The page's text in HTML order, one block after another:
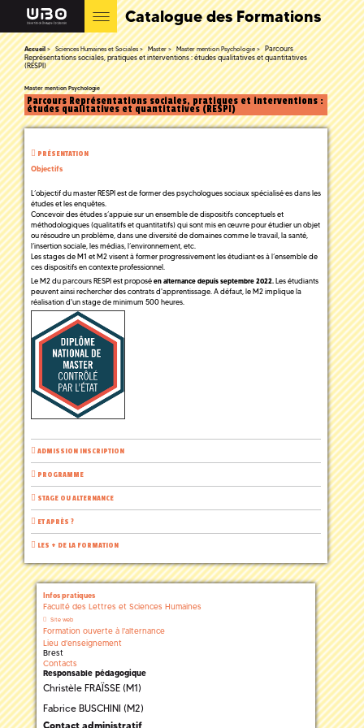
Catalogue des Formations
Accueil Sciences Humaines et Sociales Master Master mention Psychologie
Parcours
Représentations sociales, pratiques et interventions : études qualitatives et quantitatives
(RESPI)
Master mention Psychologie
Parcours Représentations sociales, pratiques et interventions :
études qualitatives et quantitatives (RESPI)
PRÉSENTATION
Objectifs
L’objectif du master RESPI est de former des psychologues sociaux spécialisé·es dans les
études et les enquêtes.
Concevoir des études s’appuie sur un ensemble de dispositifs conceptuels et
méthodologiques (qualitatifs et quantitatifs) qui sont mis en œuvre pour étudier un objet
ou résoudre un problème, dans une diversité de domaines comme le travail, la santé,
l’insertion sociale, les médias, l’environnement, etc.
Les stages de M1 et M2 visent à former progressivement les étudiant·es à l’ensemble de
ces dispositifs en contexte professionnel.
Le M2 du parcours RESPI est proposé en alternance depuis septembre 2022. Les étudiants
peuvent ainsi rechercher des contrats d'apprentissage. A défaut, le M2 implique la
réalisation d'un stage de minimum 500 heures.
ADMISSION INSCRIPTION
PROGRAMME
STAGE OU ALTERNANCE
ET APRÈS ?
LES + DE LA FORMATION
Infos pratiques
Faculté des Lettres et Sciences Humaines
Site web
Formation ouverte à l'alternance
Lieu d'enseignement
Brest
Contacts
Responsable pédagogique
Christèle FRAÏSSE (M1)
Fabrice BUSCHINI (M2)
Contact administratif